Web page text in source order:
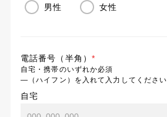
男性 女性
電話番号（半角） *
自宅・携帯のいずれか必須
―（ハイフン）を入れて入力してください
自宅